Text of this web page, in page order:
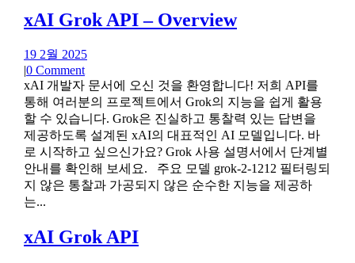
xAI Grok API – Overview
19 2월 2025
|0 Comment
xAI 개발자 문서에 오신 것을 환영합니다! 저희 API를
통해 여러분의 프로젝트에서 Grok의 지능을 쉽게 활용
할 수 있습니다. Grok은 진실하고 통찰력 있는 답변을
제공하도록 설계된 xAI의 대표적인 AI 모델입니다. 바
로 시작하고 싶으신가요? Grok 사용 설명서에서 단계별
안내를 확인해 보세요. 주요 모델 grok-2-1212 필터링되
지 않은 통찰과 가공되지 않은 순수한 지능을 제공하
는...
xAI Grok API